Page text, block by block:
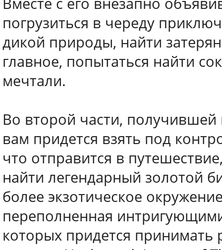
погрузиться в череду
дикой природы, найти
главное, попытаться найти
мечтали.
Во второй части, получившей
вам придется взять под
что отправится в
найти легендарный золотой
более экзотическое
переполненная
которых придется принимать